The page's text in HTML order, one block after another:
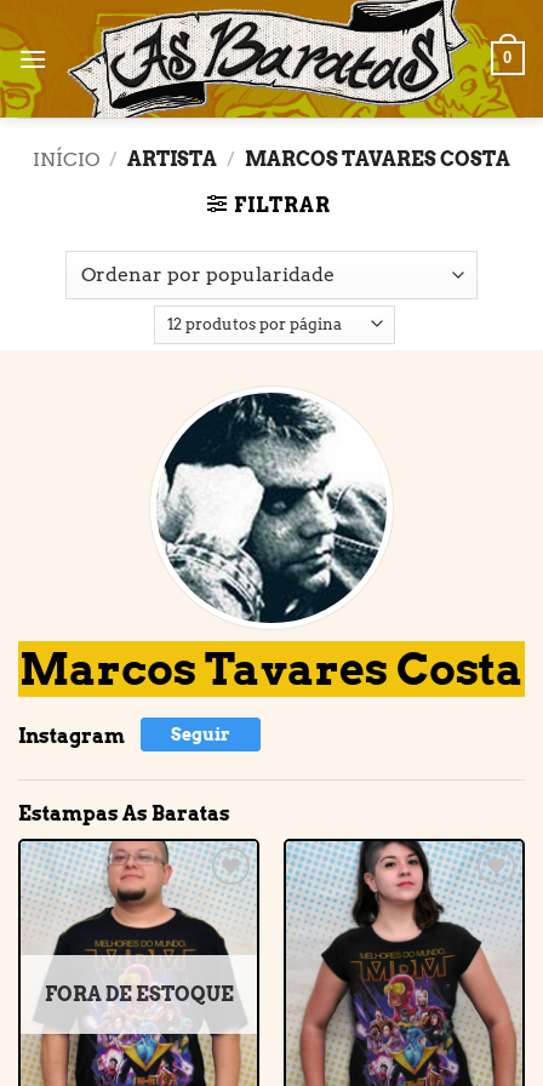
to
content
0
INÍCIO / ARTISTA / MARCOS TAVARES COSTA
FILTRAR
Marcos Tavares Costa
Instagram Seguir
Estampas As Baratas
Adicionar
à lista de
desejos
FORA DE ESTOQUE
Adicionar
à lista de
desejos